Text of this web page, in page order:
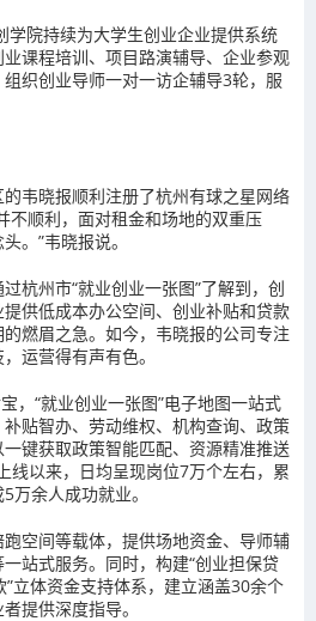
学院持续为大学生创业企业提供系统
课程培训、项目路演辅导、企业参观
织创业导师一对一访企辅导3轮，服
韦晓报顺利注册了杭州有球之星网络
不顺利，面对租金和场地的双重压
。”韦晓报说。
杭州市“就业创业一张图”了解到，创
供低成本办公空间、创业补贴和贷款
燃眉之急。如今，韦晓报的公司专注
运营得有声有色。
，“就业创业一张图”电子地图一站式
贴智办、劳动维权、机构查询、政策
键获取政策智能匹配、资源精准推送
线以来，日均呈现岗位7万个左右，累
万余人成功就业。
空间等载体，提供场地资金、导师辅
站式服务。同时，构建“创业担保贷
立体资金支持体系，建立涵盖30余个
提供深度指导。